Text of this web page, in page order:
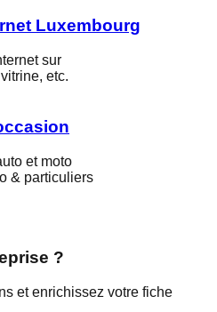
Luxembourg
sur
etc.
et moto
& particuliers
?
et enrichissez votre fiche